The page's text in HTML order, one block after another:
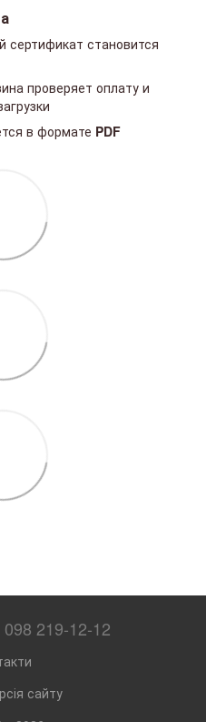
сертификат становится
проверяет оплату и
в формате PDF
098 219-12-12
сайту